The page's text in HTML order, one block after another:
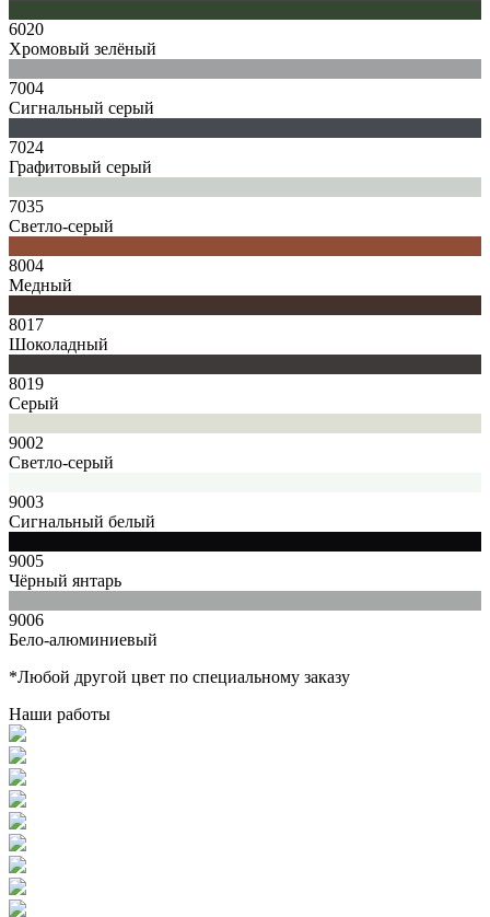
6020
Хромовый зелёный
7004
Сигнальный серый
7024
Графитовый серый
7035
Светло-серый
8004
Медный
8017
Шоколадный
8019
Серый
9002
Светло-серый
9003
Сигнальный белый
9005
Чёрный янтарь
9006
Бело-алюминиевый
*Любой другой цвет по специальному заказу
Наши работы